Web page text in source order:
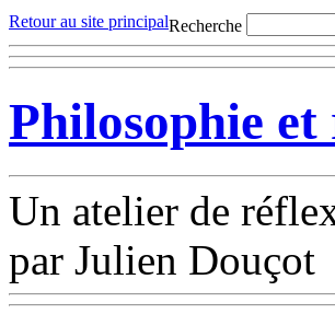
Retour au site principalRecherche
Philosophie
Un atelier de
par Julien Douçot